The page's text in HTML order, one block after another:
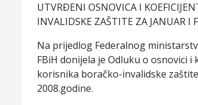
UTVRÐENI OSNOVICA I
INVALIDSKE ZAŠTITE ZA JANUAR I
Na prijedlog Federalnog
FBiH donijela je Odluku o osnovici
korisnika boračko-invalidske
2008.godine.